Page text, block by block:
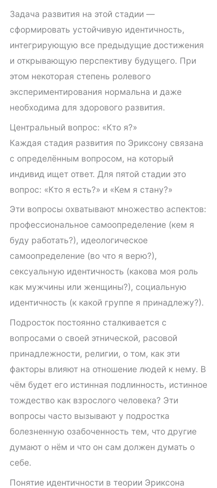
Задача развития на этой стадии —
сформировать устойчивую идентичность,
интегрирующую все предыдущие достижения
и открывающую перспективу будущего. При
этом некоторая степень ролевого
экспериментирования нормальна и даже
необходима для здорового развития.
Центральный вопрос: «Кто я?»
Каждая стадия развития по Эриксону связана
с определённым вопросом, на который
индивид ищет ответ. Для пятой стадии это
вопрос: «Кто я есть?» и «Кем я стану?»
Эти вопросы охватывают множество аспектов:
профессиональное самоопределение (кем я
буду работать?), идеологическое
самоопределение (во что я верю?),
сексуальную идентичность (какова моя роль
как мужчины или женщины?), социальную
идентичность (к какой группе я принадлежу?).
Подросток постоянно сталкивается с
вопросами о своей этнической, расовой
принадлежности, религии, о том, как эти
факторы влияют на отношение людей к нему. В
чём будет его истинная подлинность, истинное
тождество как взрослого человека? Эти
вопросы часто вызывают у подростка
болезненную озабоченность тем, что другие
думают о нём и что он сам должен думать о
себе.
Понятие идентичности в теории Эриксона